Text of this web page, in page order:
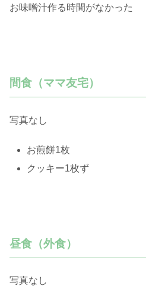
お味噌汁作る時間がなかった
間食（ママ友宅）
写真なし
お煎餅1枚
クッキー1枚ず
昼食（外食）
写真なし